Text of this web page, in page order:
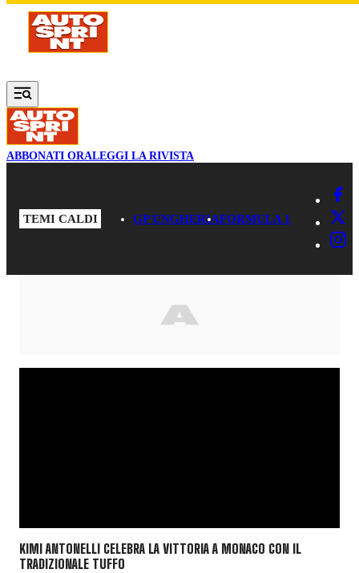
Vai al contenuto principale
ABBONATI ORALEGGI LA RIVISTA
TEMI CALDI GP UNGHERIAFORMULA 1
KIMI ANTONELLI CELEBRA LA VITTORIA A MONACO CON IL
TRADIZIONALE TUFFO